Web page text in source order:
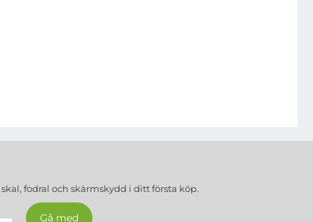
skal, fodral och skärmskydd i ditt första köp.